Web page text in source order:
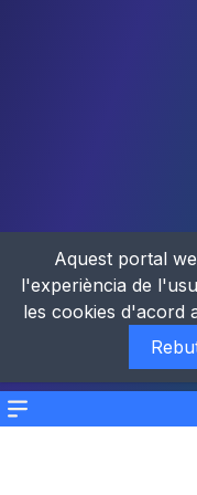
Menu
Aquest portal
l'experiència de
les cookies d'acord